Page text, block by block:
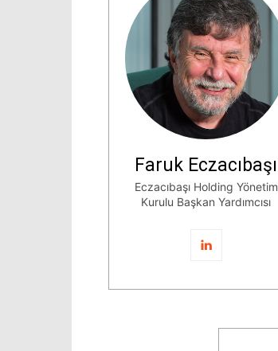
Faruk Eczacıbaşı
Eczacıbaşı Holding Yönetim
Kurulu Başkan Yardımcısı